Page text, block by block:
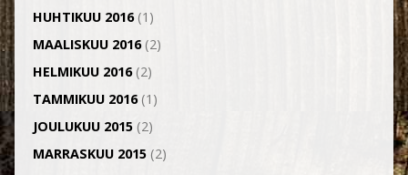
HUHTIKUU 2016(1)
MAALISKUU 2016(2)
HELMIKUU 2016(2)
TAMMIKUU 2016(1)
JOULUKUU 2015(2)
MARRASKUU 2015(2)